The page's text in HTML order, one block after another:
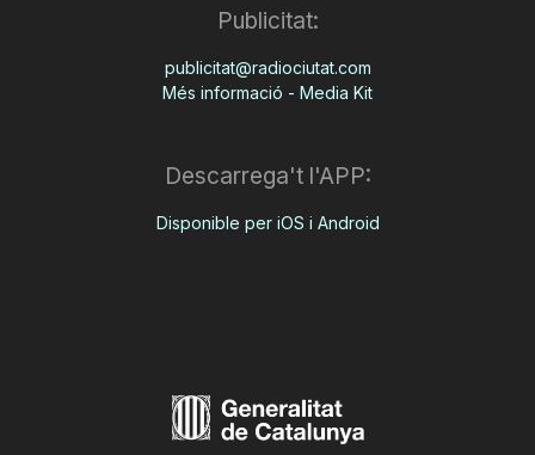
Publicitat:
publicitat@radiociutat.com
Més informació - Media Kit
Descarrega't l'APP:
Disponible per iOS i Android